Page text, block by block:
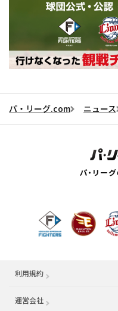
パ・リーグ.com ニュース
利用規約
運営会社 （別ウィンドウで開く）